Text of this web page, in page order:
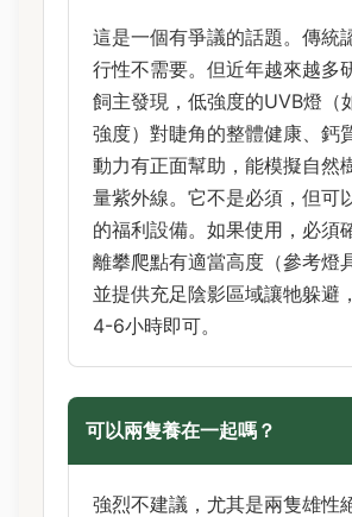
這是一個有爭議的話題。傳統
行性不需要。但近年越來越多
飼主發現，低強度的UVB燈（
強度）對睫角的整體健康、鈣
動力有正面幫助，能模擬自然
量紫外線。它不是必須，但可
的福利設備。如果使用，必須
離攀爬點有適當高度（參考燈
並提供充足陰影區域讓牠躲避
4-6小時即可。
可以兩隻養在一起嗎？
強烈不建議，尤其是兩隻雄性